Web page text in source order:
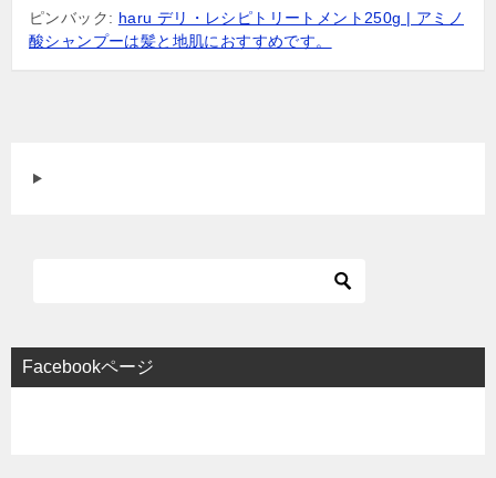
ョ
ピンバック: haru デリ・レシピトリートメント250g | アミノ
酸シャンプーは髪と地肌におすすめです。
Facebookページ